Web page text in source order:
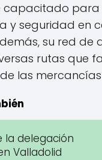
capacitado
y seguridad en
su red de
rutas que
las
la delegación
Valladolid